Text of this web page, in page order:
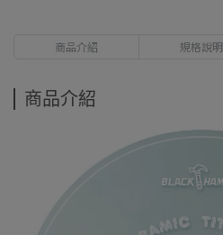
商品介紹 規格說明
商品介紹